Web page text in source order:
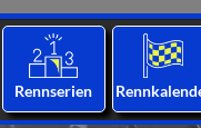
Rennserien